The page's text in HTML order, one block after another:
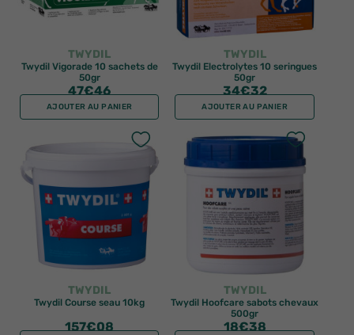
TWYDIL
Twydil Vigorade 10 sachets de
50gr
47€46
AJOUTER AU PANIER
TWYDIL
Twydil Electrolytes 10 seringues
50gr
34€32
AJOUTER AU PANIER
TWYDIL
Twydil Course seau 10kg
157€08
TWYDIL
Twydil Hoofcare sabots chevaux
500gr
18€38